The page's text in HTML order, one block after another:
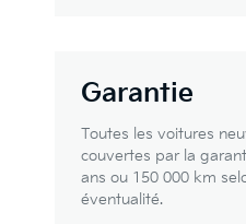
Garantie
Toutes les voitures
couvertes par la
ans ou 150 000 km
éventualité.